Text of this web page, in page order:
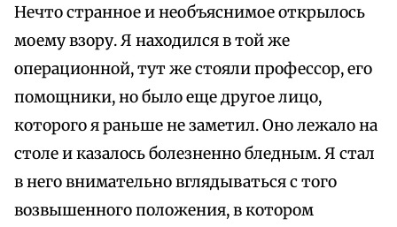
Нечто странное и необъяснимое открылось
моему взору. Я находился в той же
операционной, тут же стояли профессор, его
помощники, но было еще другое лицо,
которого я раньше не заметил. Оно лежало на
столе и казалось болезненно бледным. Я стал
в него внимательно вглядываться с того
возвышенного положения, в котором